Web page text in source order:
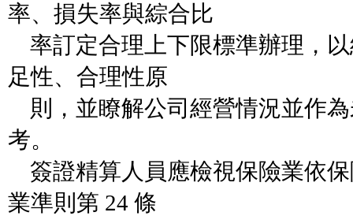
率、損失率與綜合比
率訂定合理上下限標準辦理，
足性、合理性原
則，並瞭解公司經營情況並作
考。
簽證精算人員應檢視保險業依
業準則第 24 條